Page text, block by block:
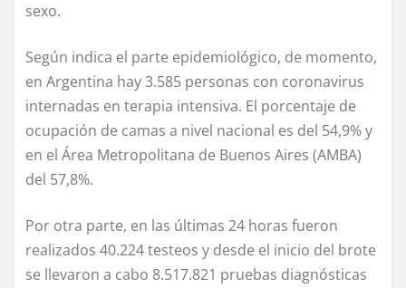
sexo.
Según indica el parte epidemiológico, de momento,
en Argentina hay 3.585 personas con coronavirus
internadas en terapia intensiva. El porcentaje de
ocupación de camas a nivel nacional es del 54,9% y
en el Área Metropolitana de Buenos Aires (AMBA)
del 57,8%.
Por otra parte, en las últimas 24 horas fueron
realizados 40.224 testeos y desde el inicio del brote
se llevaron a cabo 8.517.821 pruebas diagnósticas